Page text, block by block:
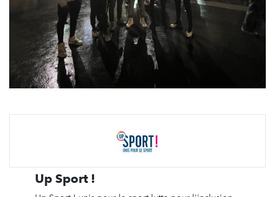
Up Sport !